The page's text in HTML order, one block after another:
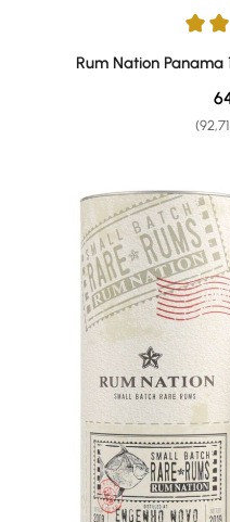
Durchschnittliche
Rum Nation Panama